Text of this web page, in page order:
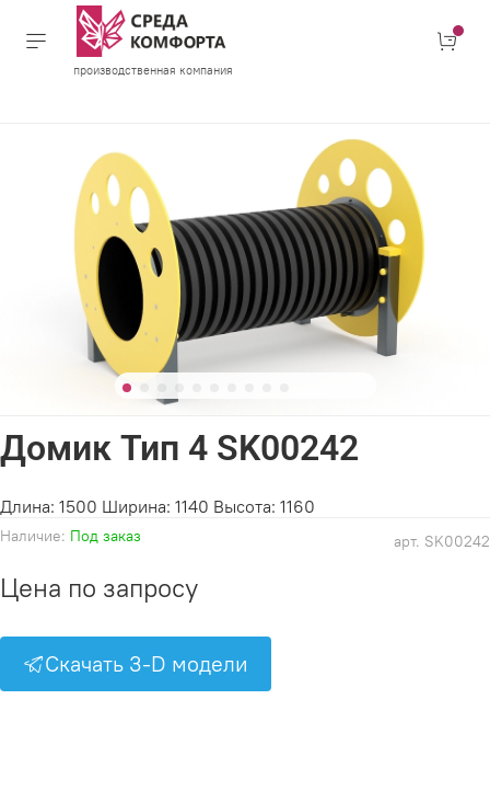
производственная компания
арт. SK00242
Наличие: Под заказ
Домик Тип 4 SK00242
Цена по запросу
Скачать 3-D модели
Длина: 1500 Ширина: 1140 Высота: 1160